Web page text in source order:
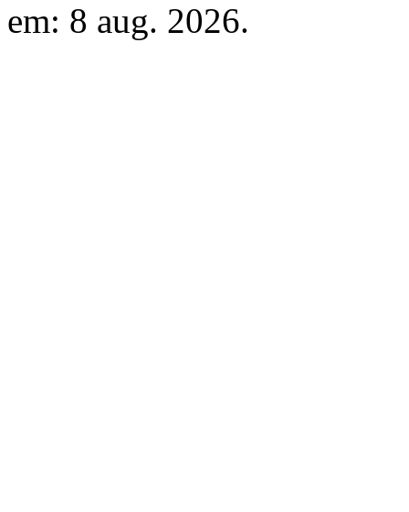
em: 8 aug. 2026.